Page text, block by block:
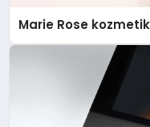
Marie Rose